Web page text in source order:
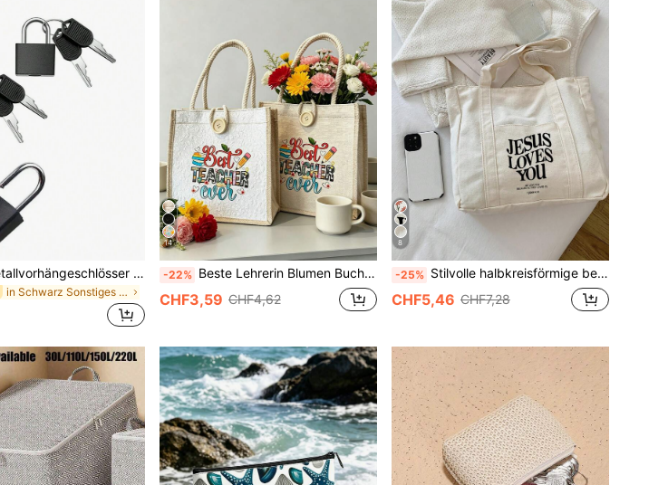
2 Stücke Metallvorhängeschlösser mit Schlüsseln, tragbare Gepäckschlösser, Mini Reiseschlösser: Geeignet für Schule, Fitnessstudio und Reisen - Metallschlösser, mini glänzende Zinklegierung Vorhängeschlösser - langanhaltend, diebstahlsicheres Schloss-Set zum Schutz von Gepäck, Taschen, Türen, kleine Vorhängeschlösser, Koffer und Rucksäcke
in Schwarz Sonstiges Reisezubehör
14
-22% Beste Lehrerin Blumen Buchstaben Muster Leinen Tragetasche, Lehrertags Geschenk, wiederverwendbare bedruckte Tragetasche, lässige Pendler Tragetasche
CHF3,59 CHF4,62
8
-25% Stilvolle halbkreisförmige beige bedruckte Damen-Handtasche - mit Innentaschen; minimalistischer Stil, bedruckter Schultertasche, großes Fassungsvermögen
CHF5,46 CHF7,28